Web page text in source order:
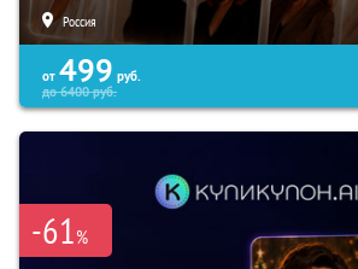
Россия
от 499 руб.
до6400руб.
-61%